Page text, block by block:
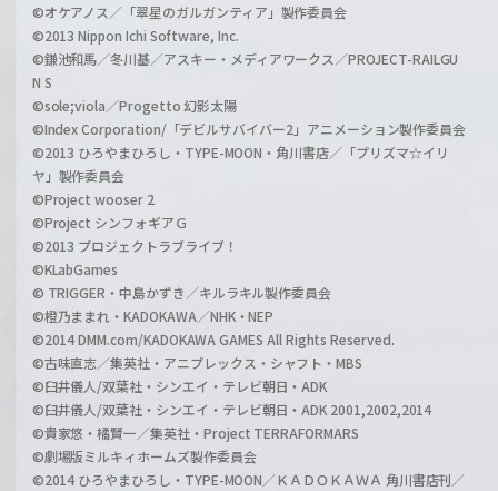
©オケアノス／「翠星のガルガンティア」製作委員会
©2013 Nippon Ichi Software, Inc.
©鎌池和馬／冬川基／アスキー・メディアワークス／PROJECT-RAILGU
N S
©sole;viola／Progetto 幻影太陽
©Index Corporation/「デビルサバイバー2」アニメーション製作委員会
©2013 ひろやまひろし・TYPE-MOON・角川書店／「プリズマ☆イリ
ヤ」製作委員会
©Project wooser 2
©Project シンフォギアＧ
©2013 プロジェクトラブライブ！
©KLabGames
© TRIGGER・中島かずき／キルラキル製作委員会
©橙乃ままれ・KADOKAWA／NHK・NEP
©2014 DMM.com/KADOKAWA GAMES All Rights Reserved.
©古味直志／集英社・アニプレックス・シャフト・MBS
©臼井儀人/双葉社・シンエイ・テレビ朝日・ADK
©臼井儀人/双葉社・シンエイ・テレビ朝日・ADK 2001,2002,2014
©貴家悠・橘賢一／集英社・Project TERRAFORMARS
©劇場版ミルキィホームズ製作委員会
©2014 ひろやまひろし・TYPE-MOON／ＫＡＤＯＫＡＷＡ 角川書店刊／